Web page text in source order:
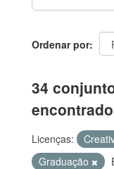
Ordenar por
34
Licenças:
Graduação